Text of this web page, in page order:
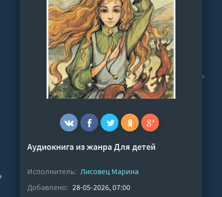
Аудиокнига из жанраДля детей
Исполнитель: Лисовец Марина
Добавлено: 28-05-2026, 07:00